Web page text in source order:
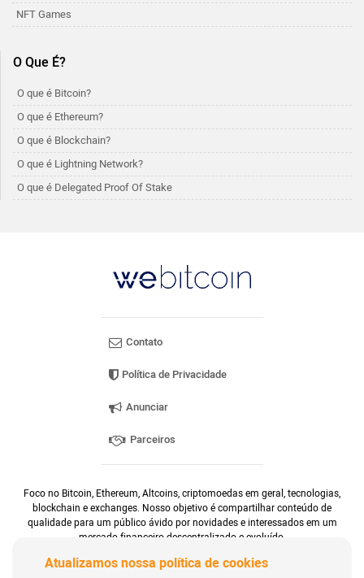
NFT Games
O Que É?
O que é Bitcoin?
O que é Ethereum?
O que é Blockchain?
O que é Lightning Network?
O que é Delegated Proof Of Stake
Contato
Política de Privacidade
Anunciar
Parceiros
Foco no Bitcoin, Ethereum, Altcoins, criptomoedas em geral, tecnologias,
blockchain e exchanges. Nosso objetivo é compartilhar conteúdo de
qualidade para um público ávido por novidades e interessados em um
mercado financeiro descentralizado e evoluído.
Atualizamos nossa política de cookies